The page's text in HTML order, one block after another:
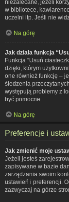
niezalecane, jeżeli
w bibliotece,
uczelni itp. Jeśli nie
Na górę
Jak działa funkcja
Funkcja “Usuń
dzięki, którym
one również funkcję –
śledzenia
występują problemy z
być pomocne.
Na górę
Preferencje i
Jak zmienić moje
Jeżeli jesteś
zapisywane w bazie
zarządzania swoim
ustawień i preferencji.
zazwyczaj na górze